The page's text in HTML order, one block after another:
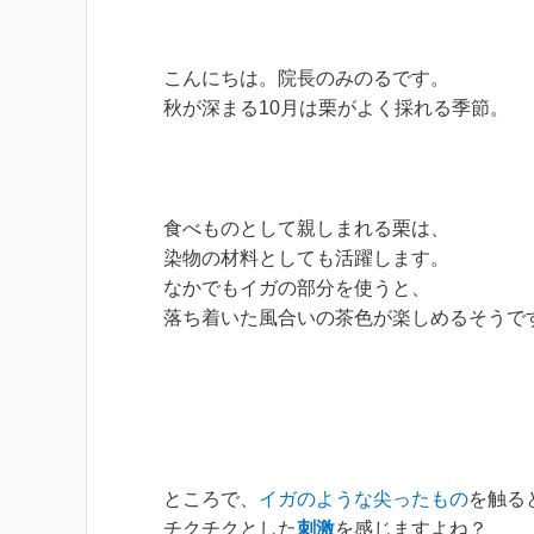
こんにちは。院長のみのるです。
秋が深まる10月は栗がよく採れる季節。
食べものとして親しまれる栗は、
染物の材料としても活躍します。
なかでもイガの部分を使うと、
落ち着いた風合いの茶色が楽しめるそうで
ところで、 イガのような尖ったものを触る
チクチクとした刺激を感じますよね？